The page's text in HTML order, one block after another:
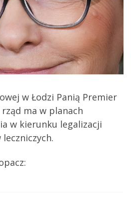
w Łodzi Panią Premier
ma w planach
w kierunku legalizacji